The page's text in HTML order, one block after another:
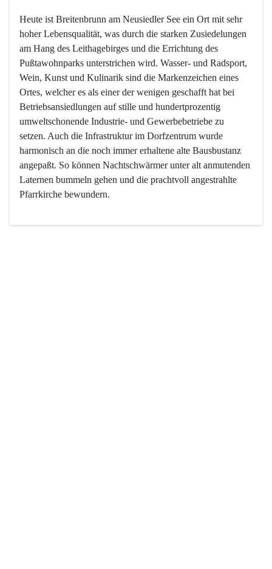
Heute ist Breitenbrunn am Neusiedler See ein Ort mit sehr
hoher Lebensqualität, was durch die starken Zusiedelungen
am Hang des Leithagebirges und die Errichtung des
Pußtawohnparks unterstrichen wird. Wasser- und Radsport,
Wein, Kunst und Kulinarik sind die Markenzeichen eines
Ortes, welcher es als einer der wenigen geschafft hat bei
Betriebsansiedlungen auf stille und hundertprozentig
umweltschonende Industrie- und Gewerbebetriebe zu
setzen. Auch die Infrastruktur im Dorfzentrum wurde
harmonisch an die noch immer erhaltene alte Bausbustanz
angepaßt. So können Nachtschwärmer unter alt anmutenden
Laternen bummeln gehen und die prachtvoll angestrahlte
Pfarrkirche bewundern.
Der Weinbau dominert heute nicht mehr, ist aber integrativer